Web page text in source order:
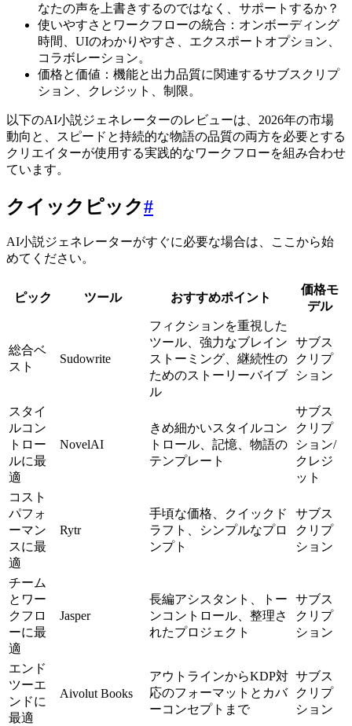
なたの声を上書きするのではなく、サポートするか？
使いやすさとワークフローの統合：オンボーディング
時間、UIのわかりやすさ、エクスポートオプション、
コラボレーション。
価格と価値：機能と出力品質に関連するサブスクリプ
ション、クレジット、制限。
以下のAI小説ジェネレーターのレビューは、2026年の市場
動向と、スピードと持続的な物語の品質の両方を必要とする
クリエイターが使用する実践的なワークフローを組み合わせ
ています。
クイックピック#
AI小説ジェネレーターがすぐに必要な場合は、ここから始
めてください。
ピック ツール おすすめポイント
価格モ
デル
総合ベ
スト
Sudowrite
フィクションを重視した
ツール、強力なブレイン
ストーミング、継続性の
ためのストーリーバイブ
ル
サブス
クリプ
ション
スタイ
ルコン
トロー
ルに最
適
NovelAI
きめ細かいスタイルコン
トロール、記憶、物語の
テンプレート
サブス
クリプ
ション/
クレジ
ット
コスト
パフォ
ーマン
スに最
適
Rytr
手頃な価格、クイックド
ラフト、シンプルなプロ
ンプト
サブス
クリプ
ション
チーム
とワー
クフロ
ーに最
適
Jasper
長編アシスタント、トー
ンコントロール、整理さ
れたプロジェクト
サブス
クリプ
ション
エンド
ツーエ
ンドに
最適
Aivolut Books
アウトラインからKDP対
応のフォーマットとカバ
ーコンセプトまで
サブス
クリプ
ション